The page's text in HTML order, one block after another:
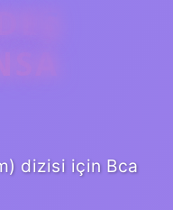
dizisi için Bca